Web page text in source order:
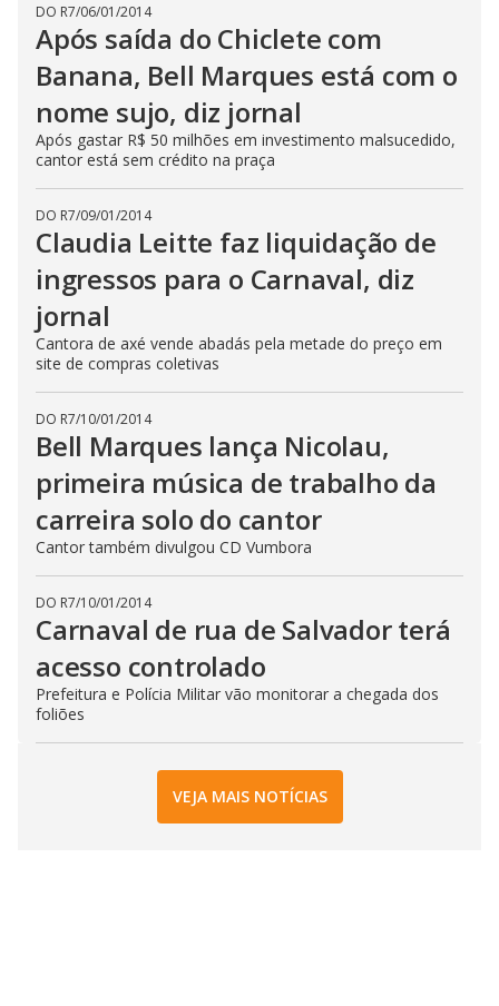
DO R7/06/01/2014
Após saída do Chiclete com
Banana, Bell Marques está com o
nome sujo, diz jornal
Após gastar R$ 50 milhões em investimento malsucedido,
cantor está sem crédito na praça
DO R7/09/01/2014
Claudia Leitte faz liquidação de
ingressos para o Carnaval, diz
jornal
Cantora de axé vende abadás pela metade do preço em
site de compras coletivas
DO R7/10/01/2014
Bell Marques lança Nicolau,
primeira música de trabalho da
carreira solo do cantor
Cantor também divulgou CD Vumbora
DO R7/10/01/2014
Carnaval de rua de Salvador terá
acesso controlado
Prefeitura e Polícia Militar vão monitorar a chegada dos
foliões
VEJA MAIS NOTÍCIAS